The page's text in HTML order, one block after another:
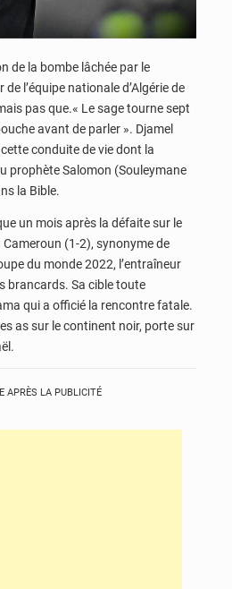
de la bombe lâchée par le
l’équipe nationale d’Algérie de
pas que.« Le sage tourne sept
avant de parler ». Djamel
conduite de vie dont la
prophète Salomon (Souleymane
la Bible.
un mois après la défaite sur le
Cameroun (1-2), synonyme de
du monde 2022, l’entraîneur
brancards. Sa cible toute
qui a officié la rencontre fatale.
as sur le continent noir, porte sur
APRÈS LA PUBLICITÉ